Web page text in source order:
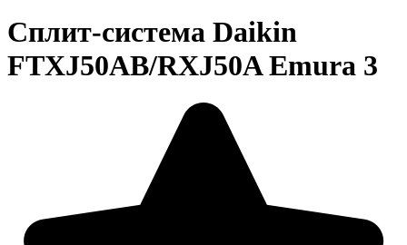
Cплит-система Daikin
FTXJ50AB/RXJ50A Emura 3